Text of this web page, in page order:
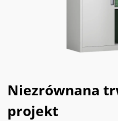
Niezrównana
projekt